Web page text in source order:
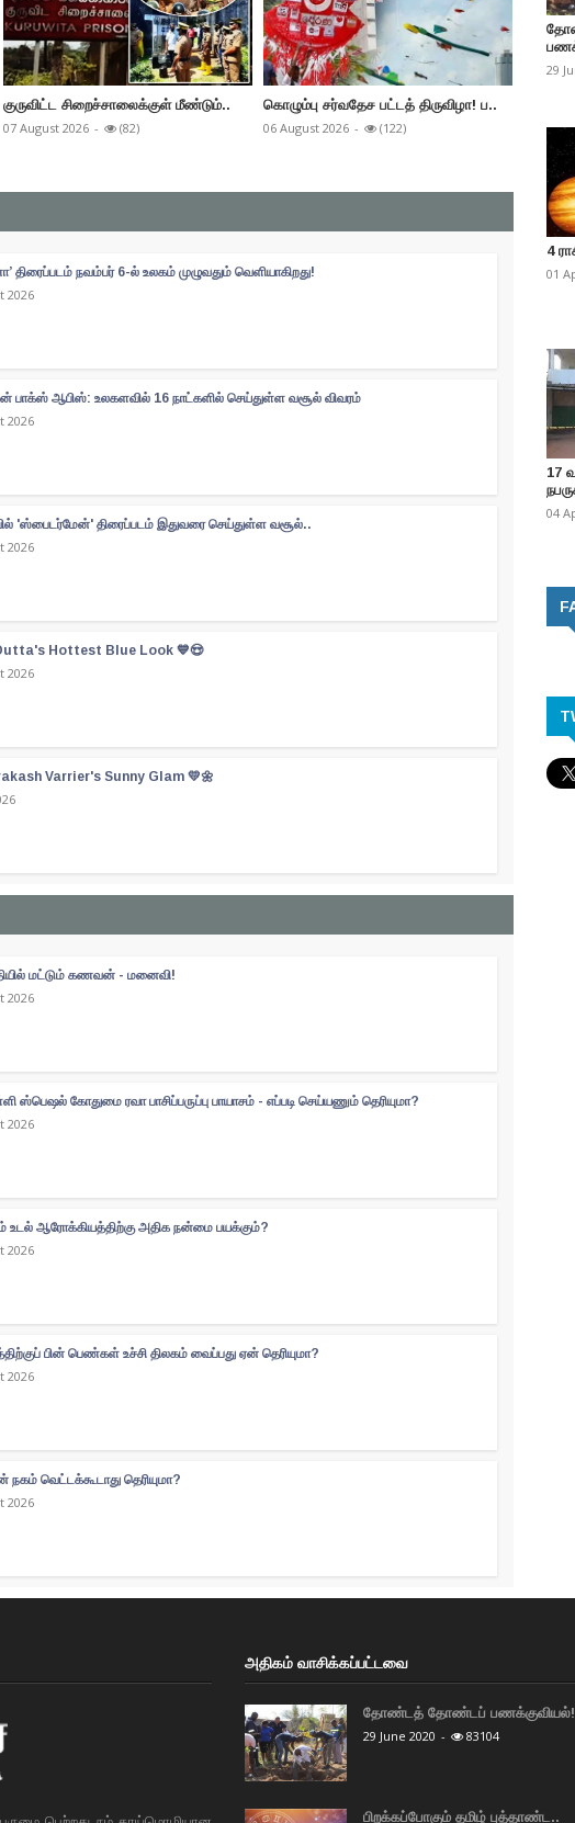
குருவிட்ட சிறைச்சாலைக்குள் மீண்டும்..
07 August 2026 - (82)
கொழும்பு சர்வதேச பட்டத் திருவிழா! ப..
06 August 2026 - (122)
06
திரைப்படம் நவம்பர் 6-ல் உலகம் முழுவதும் வெளியாகிறது!
2026
பாக்ஸ் ஆபிஸ்: உலகளவில் 16 நாட்களில் செய்துள்ள வசூல் விவரம்
2026
'ஸ்பைடர்மேன்' திரைப்படம் இதுவரை செய்துள்ள வசூல்..
2026
Hottest Blue Look 💙😍
2026
Varrier's Sunny Glam 💛🌼
மட்டும் கணவன் - மனைவி!
2026
ஸ்பெஷல் கோதுமை ரவா பாசிப்பருப்பு பாயாசம் - எப்படி செய்யணும் தெரியுமா?
2026
உடல் ஆரோக்கியத்திற்கு அதிக நன்மை பயக்கும்?
2026
பின் பெண்கள் உச்சி திலகம் வைப்பது ஏன் தெரியுமா?
2026
நகம் வெட்டக்கூடாது தெரியுமா?
2026
29
4
01
17
04
அதிகம் வாசிக்கப்பட்டவை
தோண்டத் தோண்டப் பணக்குவியல்!
29 June 2020 - 83104
பிறக்கப்போகும் தமிழ் புத்தாண்ட..